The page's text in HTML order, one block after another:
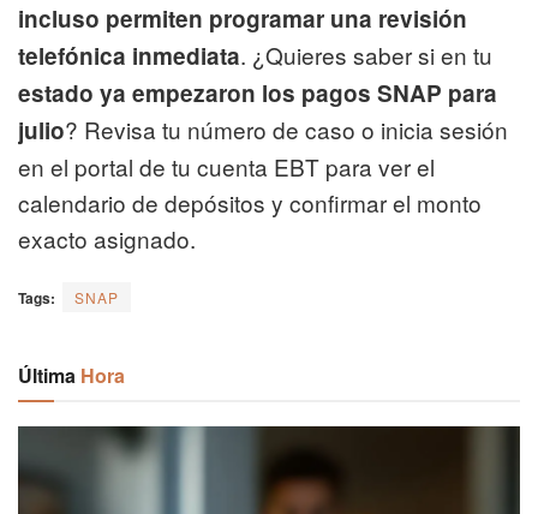
incluso permiten programar una revisión
telefónica inmediata. ¿Quieres saber si en tu
estado ya empezaron los pagos SNAP para
julio? Revisa tu número de caso o inicia sesión
en el portal de tu cuenta EBT para ver el
calendario de depósitos y confirmar el monto
exacto asignado.
Tags: SNAP
Última Hora